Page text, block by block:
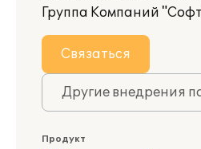
Группа Компаний
Связаться
Другие внедрения
Продукт